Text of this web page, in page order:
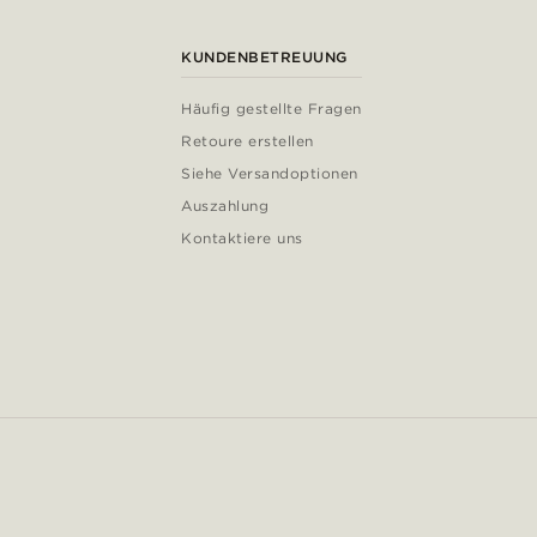
KUNDENBETREUUNG
Häufig gestellte Fragen
Retoure erstellen
Siehe Versandoptionen
Auszahlung
Kontaktiere uns